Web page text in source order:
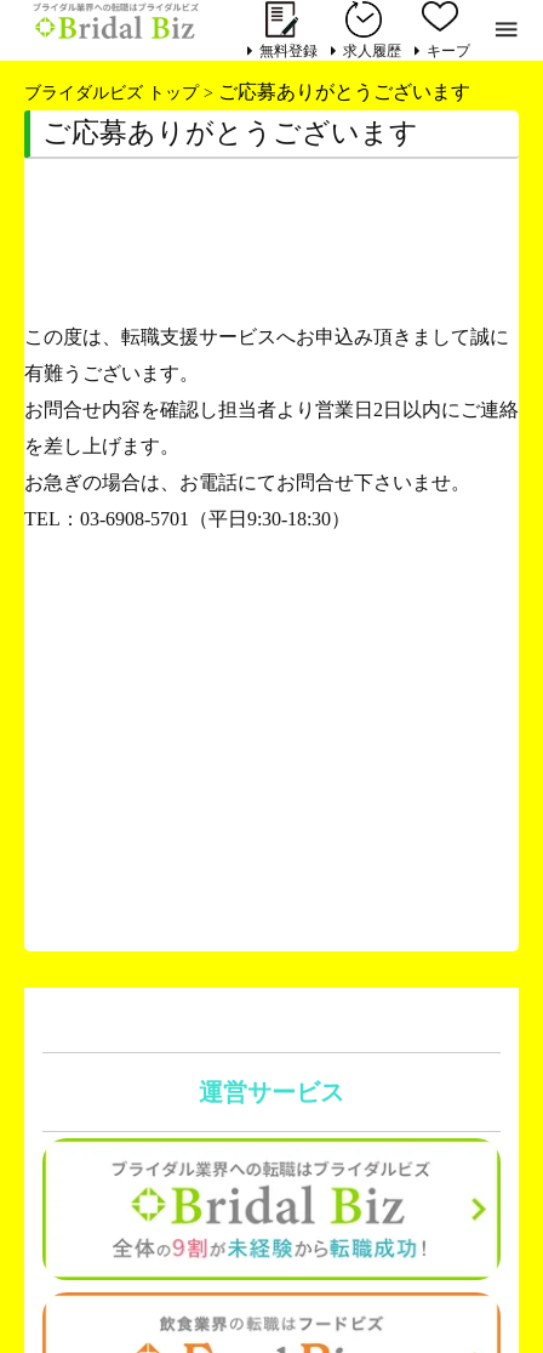

無料登録 求人履歴 キープ
ブライダルビズ トップ> ご応募ありがとうございます
ご応募ありがとうございます
この度は、転職支援サービスへお申込み頂きまして誠に
有難うございます。
お問合せ内容を確認し担当者より営業日2日以内にご連絡
を差し上げます。
お急ぎの場合は、お電話にてお問合せ下さいませ。
TEL：03-6908-5701（平日9:30-18:30）
運営サービス